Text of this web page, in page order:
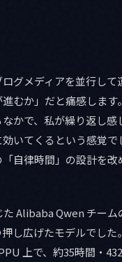
グメディアを並行し
むか」だと痛感しま
かで、私が繰り返し
いてくるという感覚
自律時間」の設計を
た Alibaba Qwen チー
し広げたモデルでし
上で、約35時間・